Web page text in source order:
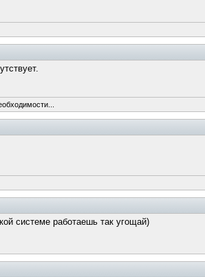
системе работаешь так угощай)